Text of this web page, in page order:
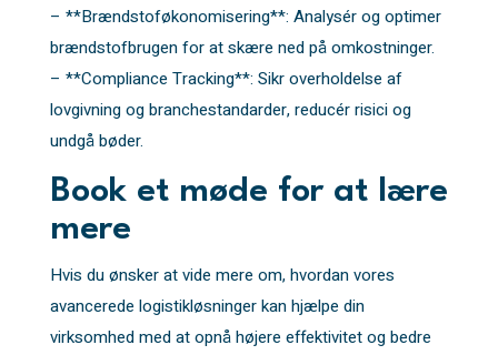
– **Brændstoføkonomisering**: Analysér og optimer
brændstofbrugen for at skære ned på omkostninger.
– **Compliance Tracking**: Sikr overholdelse af
lovgivning og branchestandarder, reducér risici og
undgå bøder.
Book et møde for at lære
mere
Hvis du ønsker at vide mere om, hvordan vores
avancerede logistikløsninger kan hjælpe din
virksomhed med at opnå højere effektivitet og bedre